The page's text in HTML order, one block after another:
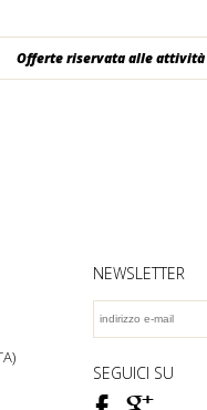
Offerte riservata alle attività
NEWSLETTER
SEGUICI SU